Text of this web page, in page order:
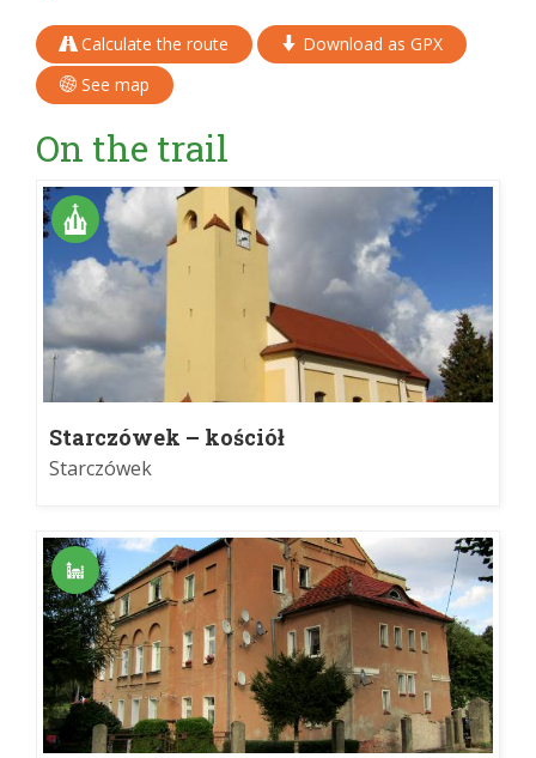
Calculate the route
Download as GPX
See map
On the trail
Starczówek – kościół
Starczówek